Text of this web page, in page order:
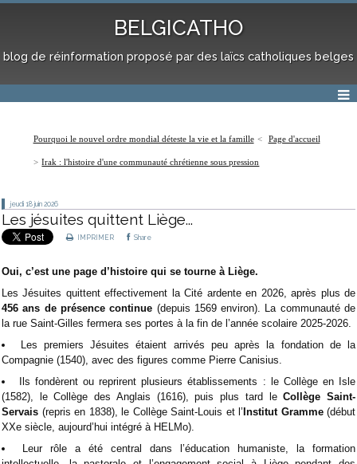
BELGICATHO
blog de réinformation proposé par des laïcs catholiques belges
Pourquoi le nouvel ordre mondial déteste la vie et la famille Page d'accueil
Irak : l'histoire d'une communauté chrétienne sous pression
jeudi 18 juin 2026
Les jésuites quittent Liège...
IMPRIMER Share
Oui, c’est une page d’histoire qui se tourne à Liège.
Les Jésuites quittent effectivement la Cité ardente en 2026, après plus de
456 ans de présence continue (depuis 1569 environ). La communauté de
la rue Saint-Gilles fermera ses portes à la fin de l’année scolaire 2025-2026.
Les premiers Jésuites étaient arrivés peu après la fondation de la
Compagnie (1540), avec des figures comme Pierre Canisius.
Ils fondèrent ou reprirent plusieurs établissements : le Collège en Isle
(1582), le Collège des Anglais (1616), puis plus tard leCollège Saint-
Servais (repris en 1838), le Collège Saint-Louis et l’ Institut Gramme(début
XXe siècle, aujourd’hui intégré à HELMo).
Leur rôle a été central dans l’éducation humaniste, la formation